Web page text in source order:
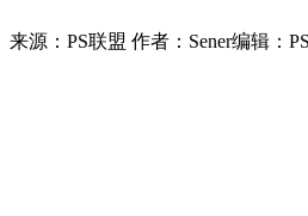
来源：PS联盟 作者：Sener编辑：